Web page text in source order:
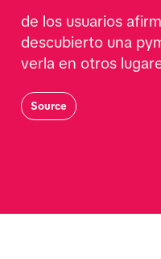
de los usuarios
descubierto una
verla en otros
Source